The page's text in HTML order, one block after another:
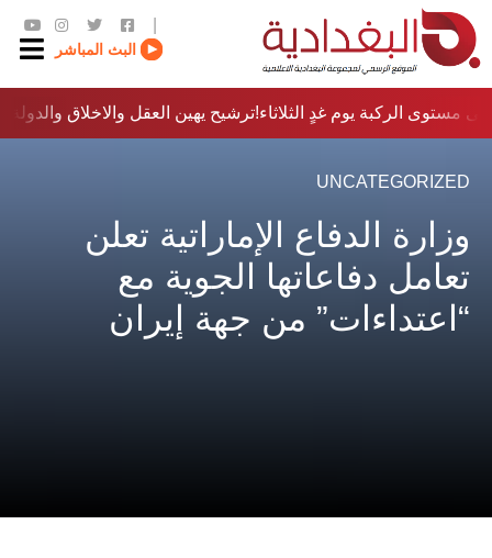
البث المباشر
ترشيح يهين العقل والاخلاق والدولة…؟!مستوى الركبة يوم غدٍ الثلاثاء
UNCATEGORIZED
وزارة الدفاع الإماراتية تعلن
تعامل دفاعاتها الجوية مع
“اعتداءات” من جهة إيران